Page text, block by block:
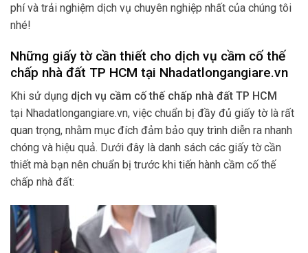
phí và trải nghiệm dịch vụ chuyên nghiệp nhất của chúng tôi
nhé!
Những giấy tờ cần thiết cho dịch vụ cầm cố thế
chấp nhà đất TP HCM tại Nhadatlongangiare.vn
Khi sử dụng dịch vụ cầm cố thế chấp nhà đất TP HCM
tại Nhadatlongangiare.vn, việc chuẩn bị đầy đủ giấy tờ là rất
quan trọng, nhằm mục đích đảm bảo quy trình diễn ra nhanh
chóng và hiệu quả. Dưới đây là danh sách các giấy tờ cần
thiết mà bạn nên chuẩn bị trước khi tiến hành cầm cố thế
chấp nhà đất: